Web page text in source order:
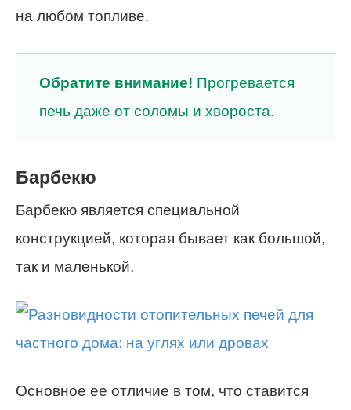
на любом топливе.
Обратите внимание! Прогревается
печь даже от соломы и хвороста.
Барбекю
Барбекю является специальной
конструкцией, которая бывает как большой,
так и маленькой.
Основное ее отличие в том, что ставится